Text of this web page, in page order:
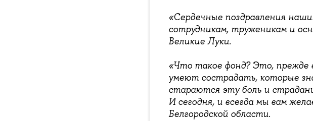
«Сердечные поздравления
сотрудникам, труженикам и
Великие Луки.
«Что такое фонд? Это, прежде
умеют сострадать, которые
стараются эту боль и
И сегодня, и всегда мы вам
Белгородской области.